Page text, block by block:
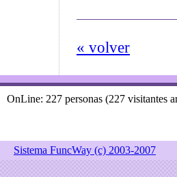
« volver
OnLine: 227 personas (227 visitantes
Sistema FuncWay (c) 2003-2007